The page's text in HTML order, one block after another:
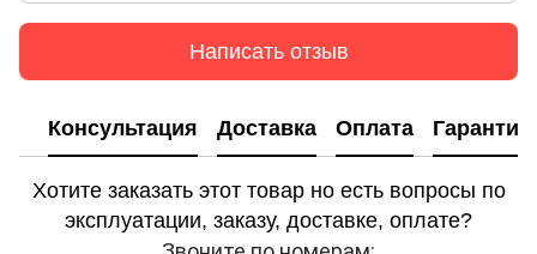
Написать отзыв
Консультация Доставка Оплата Гарантия
Хотите заказать этот товар но есть вопросы по
эксплуатации, заказу, доставке, оплате?